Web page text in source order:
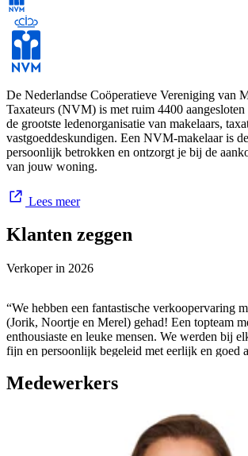
De Nederlandse Coöperatieve Vereniging van
Taxateurs (NVM) is met ruim 4400 aangesloten
de grootste ledenorganisatie van makelaars,
vastgoeddeskundigen. Een NVM-makelaar is
persoonlijk betrokken en ontzorgt je bij de
van jouw woning.
Lees meer
Klanten zeggen
Verkoper in 2026
“We hebben een fantastische verkoopervaring
(Jorik, Noortje en Merel) gehad! Een topteam
enthousiaste en leuke mensen. We werden bij elke stap steeds heel
fijn en persoonlijk begeleid met eerlijk en goed
snel en was heel duidelijk. Soms kregen we
een bericht! We vonden het heel positief om met een team van
zij goed in is. En dat is ons heel goed bevallen. ”
Medewerkers